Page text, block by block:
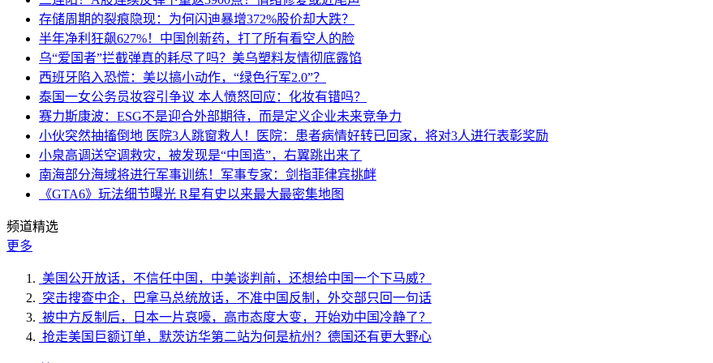
存储周期的裂痕隐现：为何闪迪暴增372%股价却大跌？
半年净利狂飙627%！中国创新药，打了所有看空人的脸
乌“爱国者”拦截弹真的耗尽了吗？美乌塑料友情彻底露馅
西班牙陷入恐慌：美以搞小动作，“绿色行军2.0”？
泰国一女公务员妆容引争议 本人愤怒回应：化妆有错吗？
赛力斯康波：ESG不是迎合外部期待，而是定义企业未来竞争力
小伙突然抽搐倒地 医院3人跳窗救人！医院：患者病情好转已回家，将对3人进行表彰奖励
小泉高调送空调救灾，被发现是“中国造”，右翼跳出来了
南海部分海域将进行军事训练！军事专家：剑指菲律宾挑衅
《GTA6》玩法细节曝光 R星有史以来最大最密集地图
频道精选
更多
美国公开放话，不信任中国，中美谈判前，还想给中国一个下马威？
突击搜查中企，巴拿马总统放话，不准中国反制，外交部只回一句话
被中方反制后，日本一片哀嚎，高市态度大变，开始劝中国冷静了？
抢走美国巨额订单，默茨访华第二站为何是杭州？德国还有更大野心